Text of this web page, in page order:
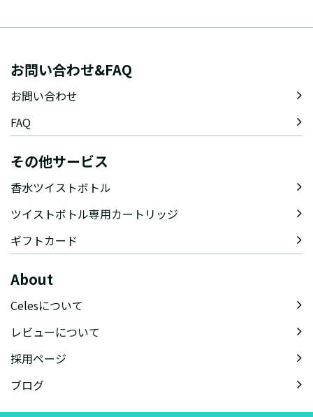
お問い合わせ&FAQ
お問い合わせ
FAQ
その他サービス
香水ツイストボトル
ツイストボトル専用カートリッジ
ギフトカード
About
Celesについて
レビューについて
採用ページ
ブログ